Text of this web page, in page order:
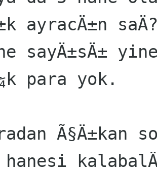
ayracÄ±n
sayÄ±sÄ±
para yok.
Ã§Ä±kan
hanesi